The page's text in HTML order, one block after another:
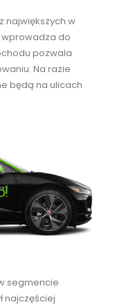
największych w
wprowadza do
pozwala
Na razie
będą na ulicach
segmencie
najczęściej